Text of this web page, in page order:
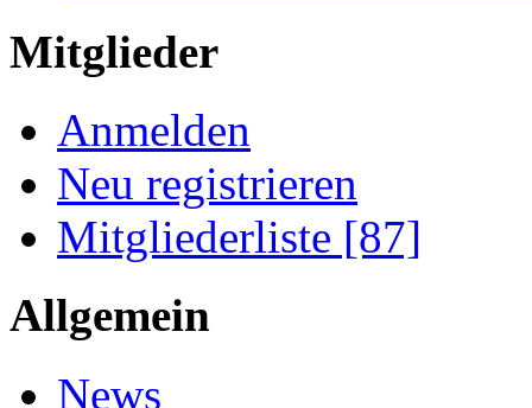
Mitglieder
Anmelden
Neu registrieren
Mitgliederliste [87]
Allgemein
News